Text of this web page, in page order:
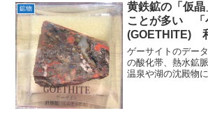
鉱物
黄鉄鉱の「仮
ことが多い 「
(GOETHITE)
介
ゲーサイトのデー
の酸化帯、熱水鉱
温泉や湖の沈殿物